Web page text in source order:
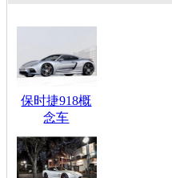
保时捷918概
念车